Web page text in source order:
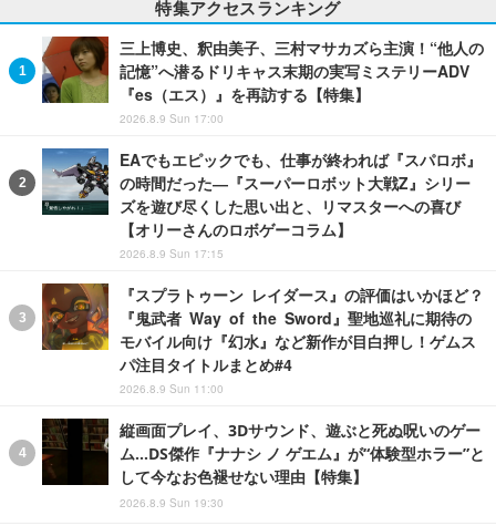
特集アクセスランキング
三上博史、釈由美子、三村マサカズら主演！“他人の
記憶”へ潜るドリキャス末期の実写ミステリーADV
『es（エス）』を再訪する【特集】
2026.8.9 Sun 17:00
EAでもエピックでも、仕事が終われば『スパロボ』
の時間だった―『スーパーロボット大戦Z』シリー
ズを遊び尽くした思い出と、リマスターへの喜び
【オリーさんのロボゲーコラム】
2026.8.9 Sun 17:15
『スプラトゥーン レイダース』の評価はいかほど？
『鬼武者 Way of the Sword』聖地巡礼に期待の
モバイル向け『幻水』など新作が目白押し！ゲムス
パ注目タイトルまとめ#4
2026.8.9 Sun 11:00
縦画面プレイ、3Dサウンド、遊ぶと死ぬ呪いのゲー
ム…DS傑作『ナナシ ノ ゲエム』が“体験型ホラー”と
して今なお色褪せない理由【特集】
2026.8.9 Sun 19:30